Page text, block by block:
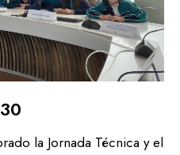
la Jornada Técnica y el